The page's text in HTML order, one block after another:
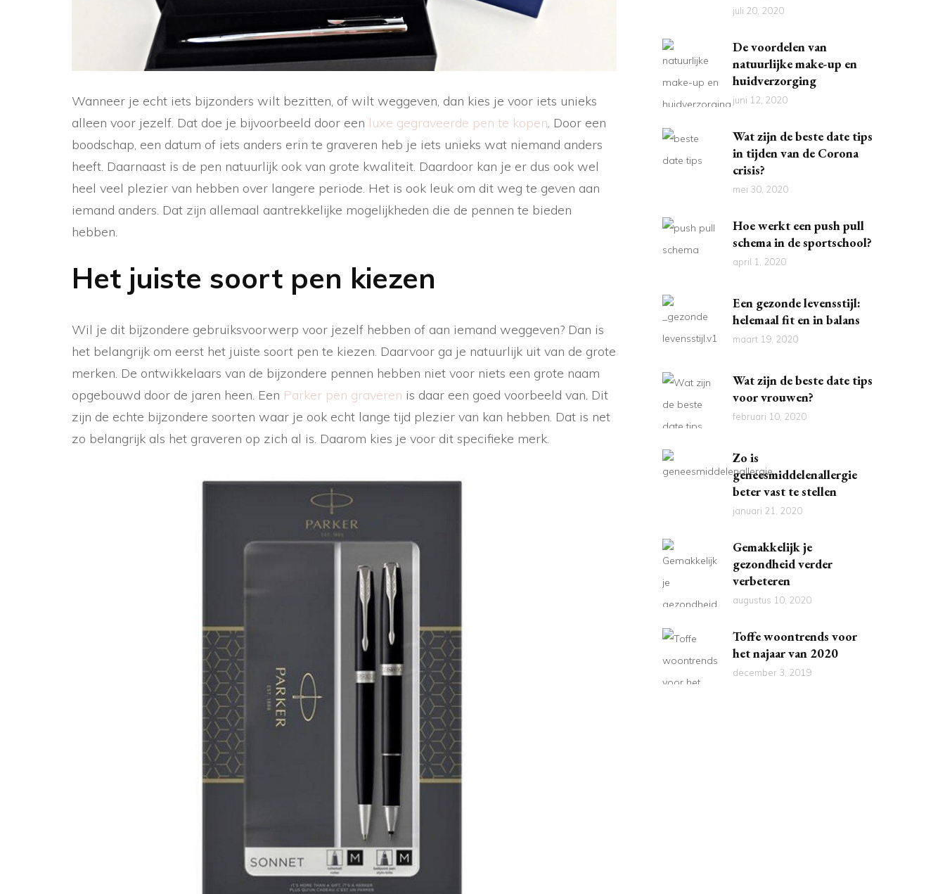
Wanneer je echt iets bijzonders wilt bezitten, of wilt weggeven, dan kies je voor iets unieks
alleen voor jezelf. Dat doe je bijvoorbeeld door een luxe gegraveerde pen te kopen. Door een
boodschap, een datum of iets anders erin te graveren heb je iets unieks wat niemand anders
heeft. Daarnaast is de pen natuurlijk ook van grote kwaliteit. Daardoor kan je er dus ook wel
heel veel plezier van hebben over langere periode. Het is ook leuk om dit weg te geven aan
iemand anders. Dat zijn allemaal aantrekkelijke mogelijkheden die de pennen te bieden
hebben.
Het juiste soort pen kiezen
Wil je dit bijzondere gebruiksvoorwerp voor jezelf hebben of aan iemand weggeven? Dan is
het belangrijk om eerst het juiste soort pen te kiezen. Daarvoor ga je natuurlijk uit van de grote
merken. De ontwikkelaars van de bijzondere pennen hebben niet voor niets een grote naam
opgebouwd door de jaren heen. Een Parker pen graveren is daar een goed voorbeeld van. Dit
zijn de echte bijzondere soorten waar je ook echt lange tijd plezier van kan hebben. Dat is net
zo belangrijk als het graveren op zich al is. Daarom kies je voor dit specifieke merk.
juli 20, 2020
De voordelen van
natuurlijke make-up en
huidverzorging
juni 12, 2020
Wat zijn de beste date tips
in tijden van de Corona
crisis?
mei 30, 2020
Hoe werkt een push pull
schema in de sportschool?
april 1, 2020
Een gezonde levensstijl:
helemaal fit en in balans
maart 19, 2020
Wat zijn de beste date tips
voor vrouwen?
februari 10, 2020
Zo is
geneesmiddelenallergie
beter vast te stellen
januari 21, 2020
Gemakkelijk je
gezondheid verder
verbeteren
augustus 10, 2020
Toffe woontrends voor
het najaar van 2020
december 3, 2019